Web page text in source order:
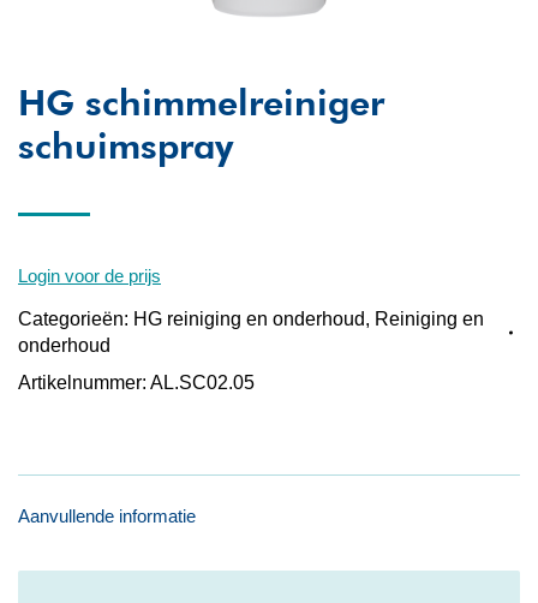
HG schimmelreiniger
schuimspray
Login voor de prijs
Categorieën: HG reiniging en onderhoud, Reiniging en
onderhoud
Artikelnummer: AL.SC02.05
Aanvullende informatie